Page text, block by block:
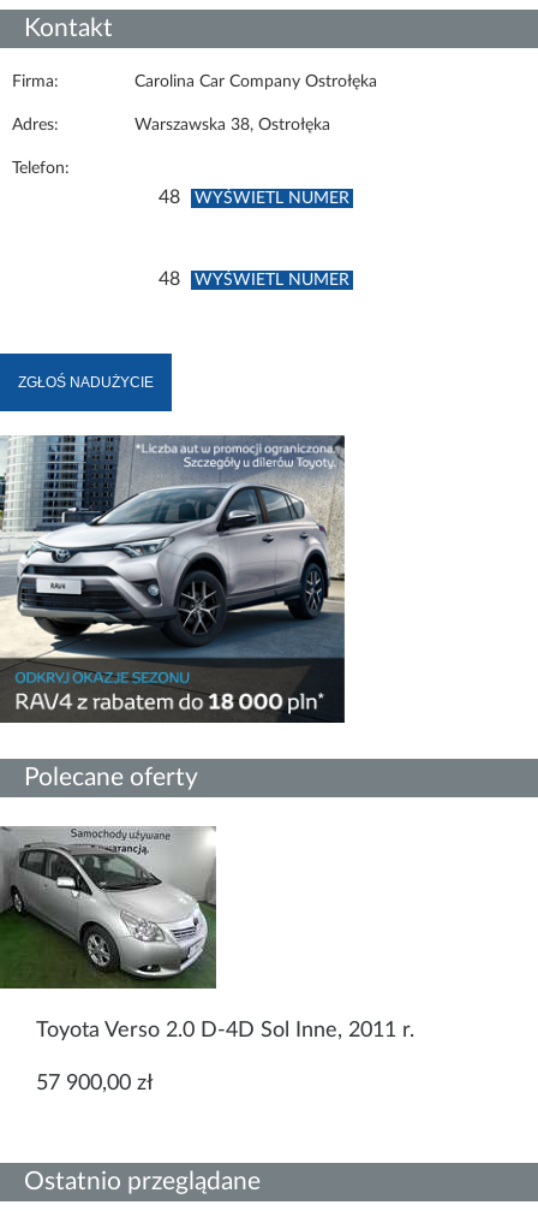
Kontakt
Firma: Carolina Car Company Ostrołęka
Adres: Warszawska 38, Ostrołęka
Telefon:
48 WYŚWIETL NUMER
48 WYŚWIETL NUMER
Polecane oferty
Toyota Verso 2.0 D-4D Sol Inne, 2011 r.
57 900,00 zł
Ostatnio przeglądane